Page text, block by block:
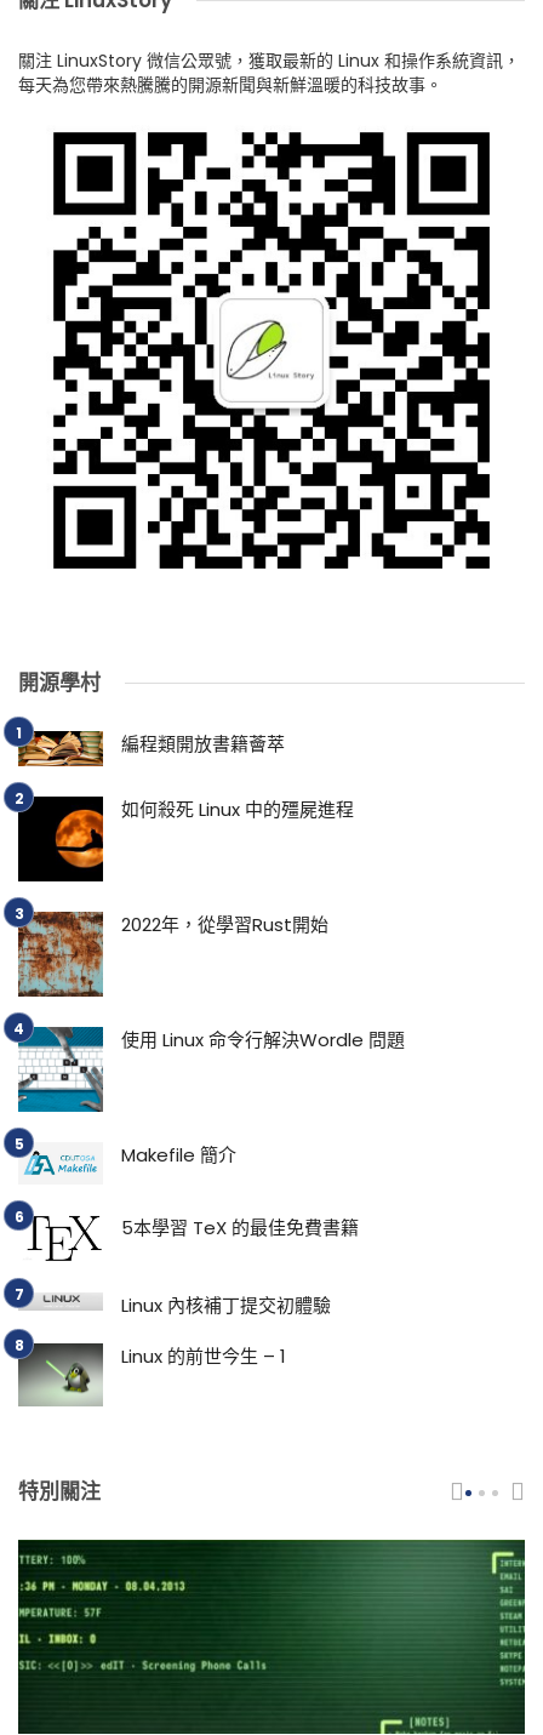
關注 LinuxStory 微信公眾號，獲取最新的 Linux 和操作系統資訊，
每天為您帶來熱騰騰的開源新聞與新鮮溫暖的科技故事。
開源學村
編程類開放書籍薈萃
如何殺死 Linux 中的殭屍進程
2022年，從學習Rust開始
使用 Linux 命令行解決Wordle 問題
Makefile 簡介
5本學習 TeX 的最佳免費書籍
Linux 內核補丁提交初體驗
Linux 的前世今生 – 1
特別關注